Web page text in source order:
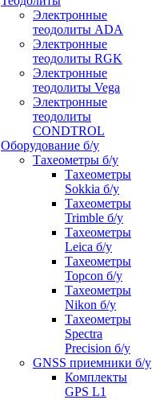
Электронные
теодолиты ADA
Электронные
теодолиты RGK
Электронные
теодолиты Vega
Электронные
теодолиты
CONDTROL
Оборудование б/у
Тахеометры б/у
Тахеометры
Sokkia б/у
Тахеометры
Trimble б/у
Тахеометры
Leica б/у
Тахеометры
Topcon б/у
Тахеометры
Nikon б/у
Тахеометры
Spectra
Precision б/у
GNSS приемники б/у
Комплекты
GPS L1